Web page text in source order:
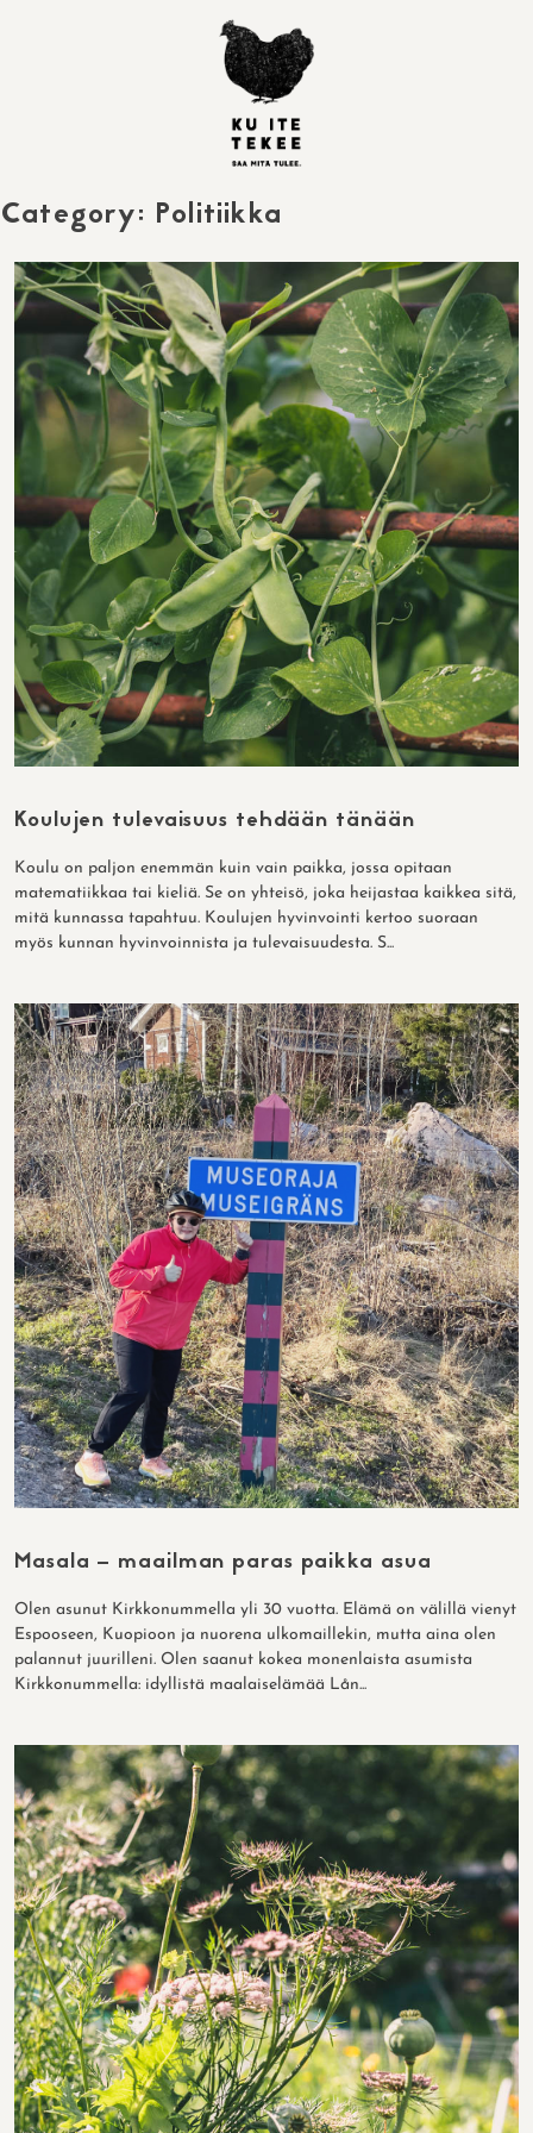
Category: Politiikka
Koulujen tulevaisuus tehdään tänään
Koulu on paljon enemmän kuin vain paikka, jossa opitaan
matematiikkaa tai kieliä. Se on yhteisö, joka heijastaa kaikkea sitä,
mitä kunnassa tapahtuu. Koulujen hyvinvointi kertoo suoraan
myös kunnan hyvinvoinnista ja tulevaisuudesta. S...
Masala – maailman paras paikka asua
Olen asunut Kirkkonummella yli 30 vuotta. Elämä on välillä vienyt
Espooseen, Kuopioon ja nuorena ulkomaillekin, mutta aina olen
palannut juurilleni. Olen saanut kokea monenlaista asumista
Kirkkonummella: idyllistä maalaiselämää Lån...